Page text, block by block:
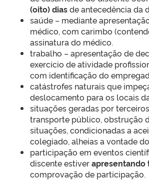
(oito) diasde antecedência da
saúde – mediante
médico, com carimbo
assinatura do médico.
trabalho – apresentação de
exercício de atividade
com identificação do
catástrofes naturais que
deslocamento para os locais
situações geradas por
transporte público, obstrução
situações, condicionadas a
colegiado, alheias a vontade
participação em eventos
discente estiverapresentando
comprovação de participação.